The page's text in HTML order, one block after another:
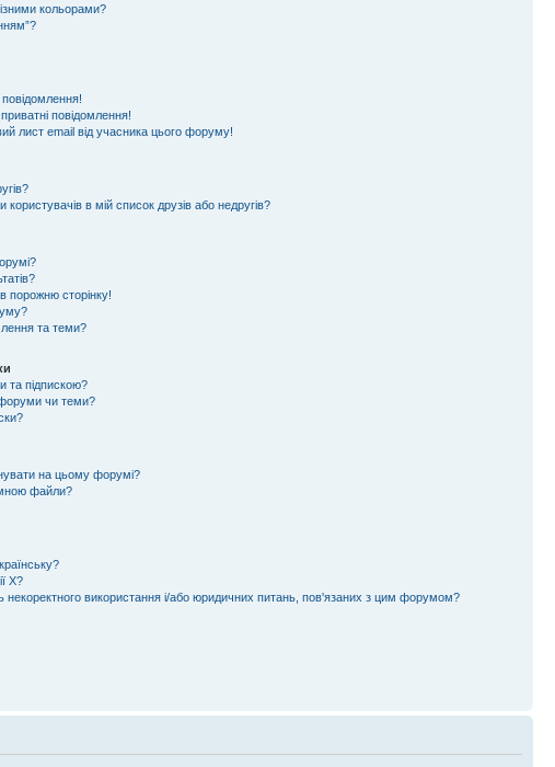
кольорами?
повідомлення!
лист email від учасника цього форуму!
в мій список друзів або недругів?
порожню сторінку!
та теми?
та підпискою?
форуми чи теми?
на цьому форумі?
мною файли?
X?
некоректного використання і/або юридичних питань, пов'язаних з цим форумом?